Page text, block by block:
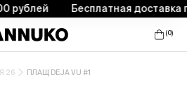
Бесплатная доставка
(0)
26 ПЛАЩ DEJA VU #1